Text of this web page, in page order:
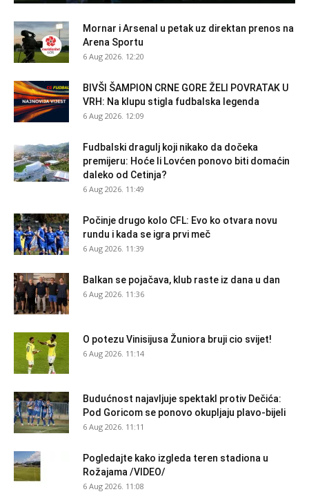
Mornar i Arsenal u petak uz direktan prenos na
Arena Sportu
6 Aug 2026. 12:20
BIVŠI ŠAMPION CRNE GORE ŽELI POVRATAK U
VRH: Na klupu stigla fudbalska legenda
6 Aug 2026. 12:09
Fudbalski dragulj koji nikako da dočeka
premijeru: Hoće li Lovćen ponovo biti domaćin
daleko od Cetinja?
6 Aug 2026. 11:49
Počinje drugo kolo CFL: Evo ko otvara novu
rundu i kada se igra prvi meč
6 Aug 2026. 11:39
Balkan se pojačava, klub raste iz dana u dan
6 Aug 2026. 11:36
O potezu Vinisijusa Žuniora bruji cio svijet!
6 Aug 2026. 11:14
Budućnost najavljuje spektakl protiv Dečića:
Pod Goricom se ponovo okupljaju plavo-bijeli
6 Aug 2026. 11:11
Pogledajte kako izgleda teren stadiona u
Rožajama /VIDEO/
6 Aug 2026. 11:08